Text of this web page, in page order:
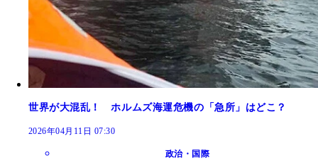
世界が大混乱！ ホルムズ海運危機の「急所」はどこ？
2026年04月11日 07:30
政治・国際